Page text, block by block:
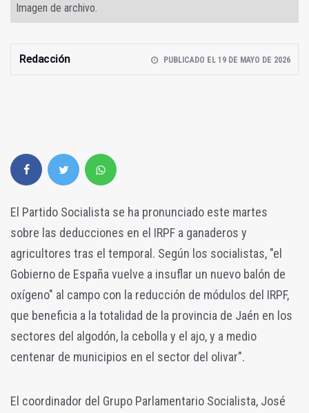
Imagen de archivo.
Redacción PUBLICADO EL 19 DE MAYO DE 2026
El Partido Socialista se ha pronunciado este martes
sobre las deducciones en el IRPF a ganaderos y
agricultores tras el temporal. Según los socialistas, "el
Gobierno de España vuelve a insuflar un nuevo balón de
oxígeno" al campo con la reducción de módulos del IRPF,
que beneficia a la totalidad de la provincia de Jaén en los
sectores del algodón, la cebolla y el ajo, y a medio
centenar de municipios en el sector del olivar".
El coordinador del Grupo Parlamentario Socialista, José